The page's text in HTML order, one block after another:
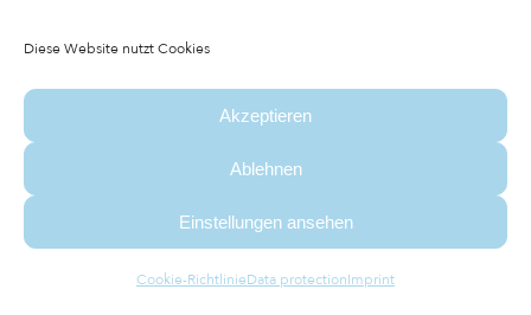
Diese Website nutzt Cookies
Akzeptieren
Ablehnen
Einstellungen ansehen
Cookie-RichtlinieData protectionImprint
7.2 Für technische Störungen insbesondere
der WLAN- Internetverbindung,
Unterbrechungen oder Störungen der
Energieversorgung (Strom, Wasser etc.) sowie
der Beherberger keine Haftung.
wird die Haftung des Beherbergers für leichte
Personenschäden, ausgeschlossen.